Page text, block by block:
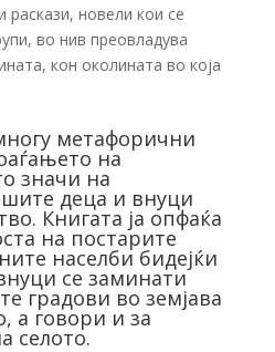
раскази, новели кои се
во нив преовладува
кон околината во која
метафорични
на
значи на
деца и внуци
Книгата ја опфаќа
на постарите
населби бидејќи
се заминати
градови во земјава
а говори и за
селото.